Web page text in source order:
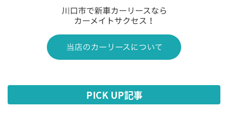
PICK UP記事